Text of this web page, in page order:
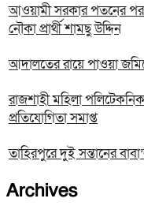
‎আওয়ামী সরকার পতনের পর
নৌকা প্রার্থী শামছু উদ্দিন
আদালতের রায়ে পাওয়া
রাজশাহী মহিলা
প্রতিযোগিতা সমাপ্ত
তাহিরপুরে দুই সন্তানের
Archives